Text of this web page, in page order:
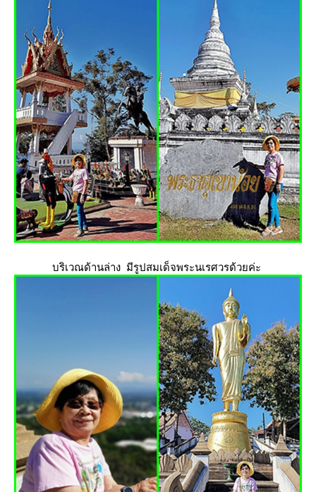
บริเวณด้านล่าง มีรูปสมเด็จพระนเรศวรด้วยค่ะ